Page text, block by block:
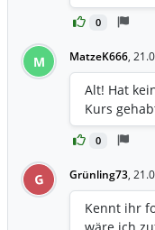
0
M MatzeK666,
0
Alt! Hat
Kurs
G Grünling73,
Kennt ihr